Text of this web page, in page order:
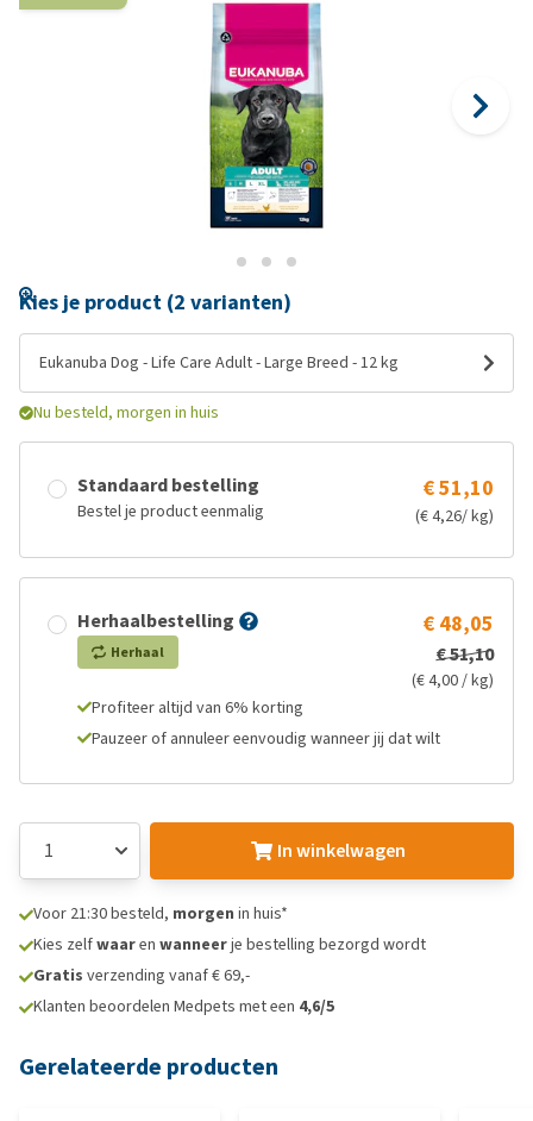
Kies je product (2 varianten)
Eukanuba Dog - Life Care Adult - Large Breed - 12 kg
Nu besteld, morgen in huis
Standaard bestelling
Bestel je product eenmalig
€ 51,10
(€ 4,26/ kg)
Herhaalbestelling
Herhaal
€ 48,05
€ 51,10
(€ 4,00 / kg)
Profiteer altijd van 6% korting
Pauzeer of annuleer eenvoudig wanneer jij dat wilt
In winkelwagen
Voor 21:30 besteld, morgen in huis*
Kies zelfwaaren wanneerje bestelling bezorgd wordt
Gratis verzending vanaf € 69,-
Klanten beoordelen Medpets met een 4,6/5
Gerelateerde producten